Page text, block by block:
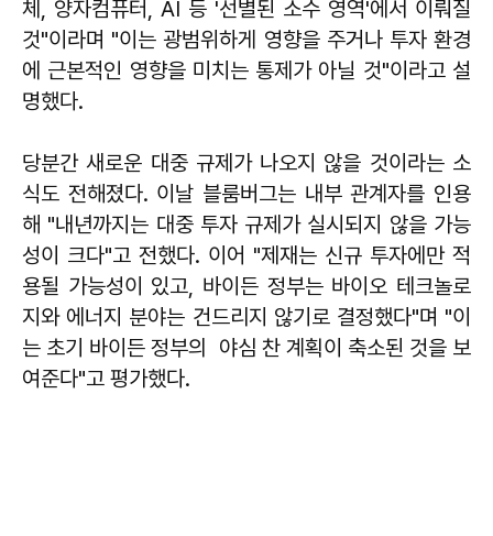
체, 양자컴퓨터, AI 등 '선별된 소수 영역'에서 이뤄질
것"이라며 "이는 광범위하게 영향을 주거나 투자 환경
에 근본적인 영향을 미치는 통제가 아닐 것"이라고 설
명했다.
당분간 새로운 대중 규제가 나오지 않을 것이라는 소
식도 전해졌다. 이날 블룸버그는 내부 관계자를 인용
해 "내년까지는 대중 투자 규제가 실시되지 않을 가능
성이 크다"고 전했다. 이어 "제재는 신규 투자에만 적
용될 가능성이 있고, 바이든 정부는 바이오 테크놀로
지와 에너지 분야는 건드리지 않기로 결정했다"며 "이
는 초기 바이든 정부의 야심 찬 계획이 축소된 것을 보
여준다"고 평가했다.